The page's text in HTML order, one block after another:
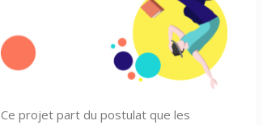
Ce projet part du postulat que les